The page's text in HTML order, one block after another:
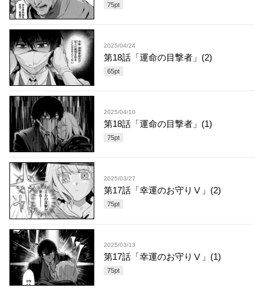
75pt
2025/04/24
第18話「運命の目撃者」(2)
65pt
2025/04/10
第18話「運命の目撃者」(1)
75pt
2025/03/27
第17話「幸運のお守りⅤ」(2)
75pt
2025/03/13
第17話「幸運のお守りⅤ」(1)
75pt